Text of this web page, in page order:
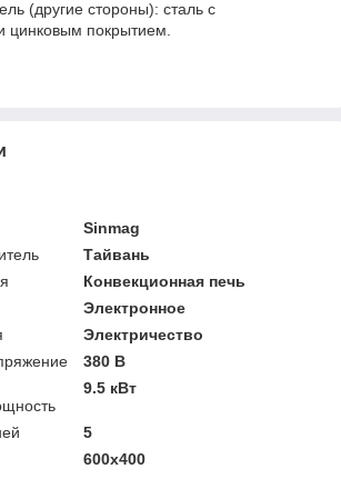
(другие стороны): сталь с
покрытием.
Sinmag
Тайвань
Конвекционная печь
Электронное
Электричество
380 В
9.5 кВт
5
600x400